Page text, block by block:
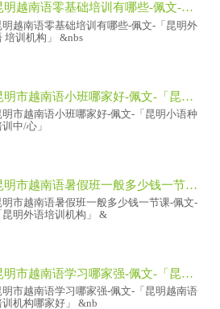
昆明越南语零基础培训有哪些-佩文-「昆明外语 培训机构」
明越南语零基础培训有哪些-佩文-「昆明外
培训机构」 &nbs
昆明市越南语小班哪家好-佩文-「昆明小语种培训中/心」
明市越南语小班哪家好-佩文-「昆明小语种
训中/心」
昆明市越南语暑假班一般多少钱一节课-佩文-「昆明外语培训机构」
明市越南语暑假班一般多少钱一节课-佩文-
昆明外语培训机构」 &
昆明市越南语学习哪家强-佩文-「昆明越南语培训机构哪家好」
明市越南语学习哪家强-佩文-「昆明越南语
训机构哪家好」 &nb